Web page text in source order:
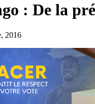
: De la
2016